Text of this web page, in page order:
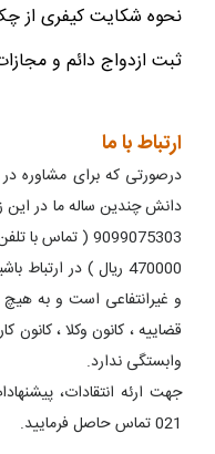
نحوه شکایت کیفری از
ثبت ازدواج دائم و
ارتباط با ما
درصورتی که برای مشاوره
دانش چندین ساله ما در این
9099075303 (
470000 ریال ) در
و غیرانتفاعی است و به
قضاییه ، کانون وکلا ،
وابستگی ندارد.
021 تماس حاصل فرمایید.